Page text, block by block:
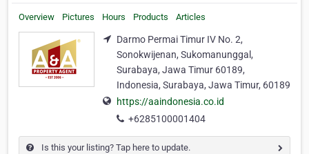
Overview Pictures Hours Products Articles
Darmo Permai Timur IV No. 2,
Sonokwijenan, Sukomanunggal,
Surabaya, Jawa Timur 60189,
Indonesia, Surabaya, Jawa Timur, 60189
https://aaindonesia.co.id
+6285100001404
Is this your listing? Tap here to update.